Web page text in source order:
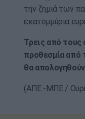
την ζημιά των
εκατομμύρια
Τρεις από τους
προθεσμία από
θα
(ΑΠΕ -ΜΠΕ /